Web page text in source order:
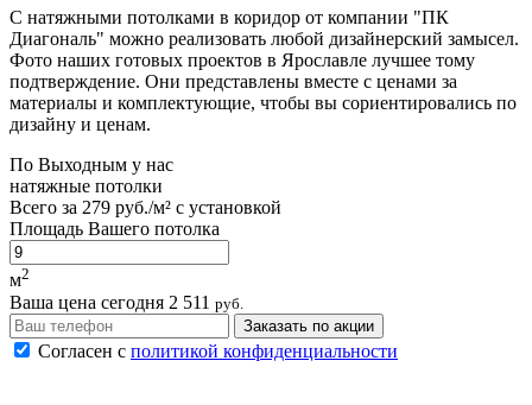
С натяжными потолками в коридор от компании "ПК
Диагональ" можно реализовать любой дизайнерский замысел.
Фото наших готовых проектов в Ярославле лучшее тому
подтверждение. Они представлены вместе с ценами за
материалы и комплектующие, чтобы вы сориентировались по
дизайну и ценам.
По Выходным у нас
натяжные потолки
Всего за 279 руб./м² с установкой
Площадь Вашего потолка
м2
Ваша цена сегодня 2 511 руб.
Заказать по акции
Согласен с политикой конфиденциальности